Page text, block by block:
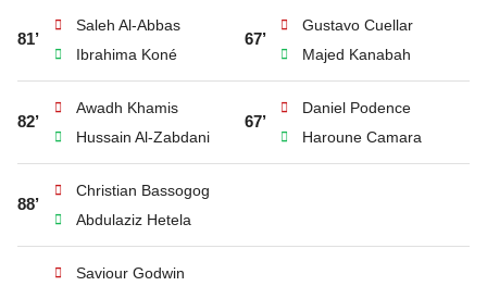
81’
Saleh Al-Abbas
Ibrahima Koné
67’
Gustavo Cuellar
Majed Kanabah
82’
Awadh Khamis
Hussain Al-Zabdani
67’
Daniel Podence
Haroune Camara
88’
Christian Bassogog
Abdulaziz Hetela
Saviour Godwin